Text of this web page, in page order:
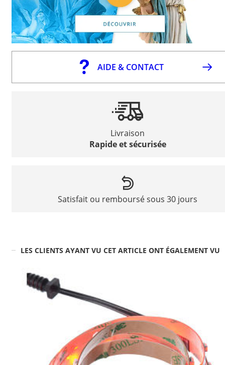
AIDE & CONTACT
Livraison
Rapide et sécurisée
Satisfait ou remboursé sous 30 jours
LES CLIENTS AYANT VU CET ARTICLE ONT ÉGALEMENT VU